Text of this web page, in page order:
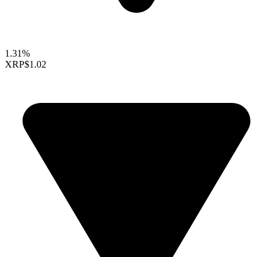
1.31%
XRP$1.02